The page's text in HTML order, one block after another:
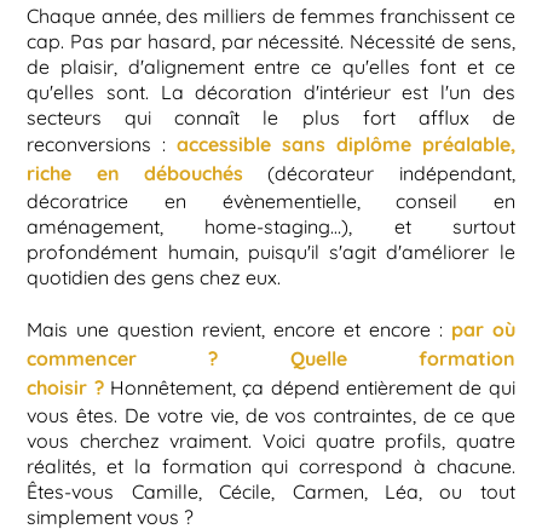
Chaque année, des milliers de femmes franchissent ce
cap. Pas par hasard, par nécessité. Nécessité de sens,
de plaisir, d'alignement entre ce qu'elles font et ce
qu'elles sont. La décoration d'intérieur est l'un des
secteurs qui connaît le plus fort afflux de
reconversions :accessible sans diplôme préalable,
riche en débouchés(décorateur indépendant,
décoratrice en évènementielle, conseil en
aménagement, home-staging…), et surtout
profondément humain, puisqu'il s'agit d'améliorer le
quotidien des gens chez eux.
Mais une question revient, encore et encore : par où
commencer ? Quelle formation
choisir ? Honnêtement, ça dépend entièrement de qui
vous êtes. De votre vie, de vos contraintes, de ce que
vous cherchez vraiment. Voici quatre profils, quatre
réalités, et la formation qui correspond à chacune.
Êtes-vous Camille, Cécile, Carmen, Léa, ou tout
simplement vous ?